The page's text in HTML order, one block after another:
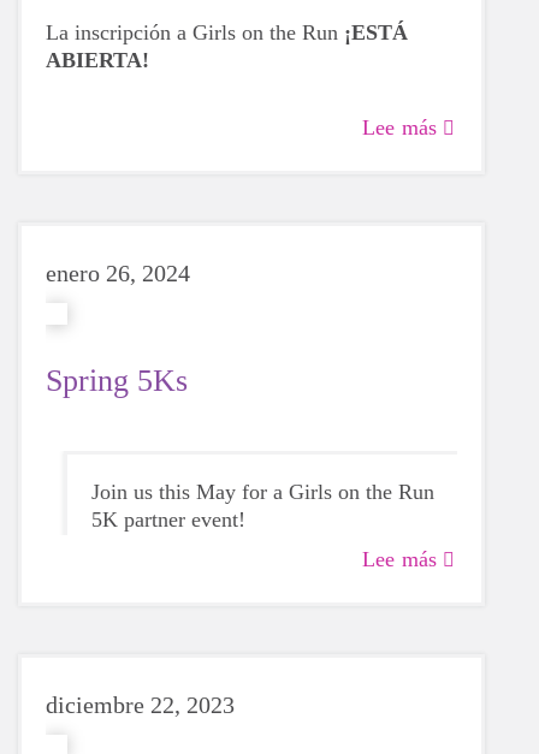
La inscripción a Girls on the Run ¡ESTÁ
ABIERTA!
Lee más
enero 26, 2024
Spring 5Ks
Join us this May for a Girls on the Run
5K partner event!
Lee más
diciembre 22, 2023